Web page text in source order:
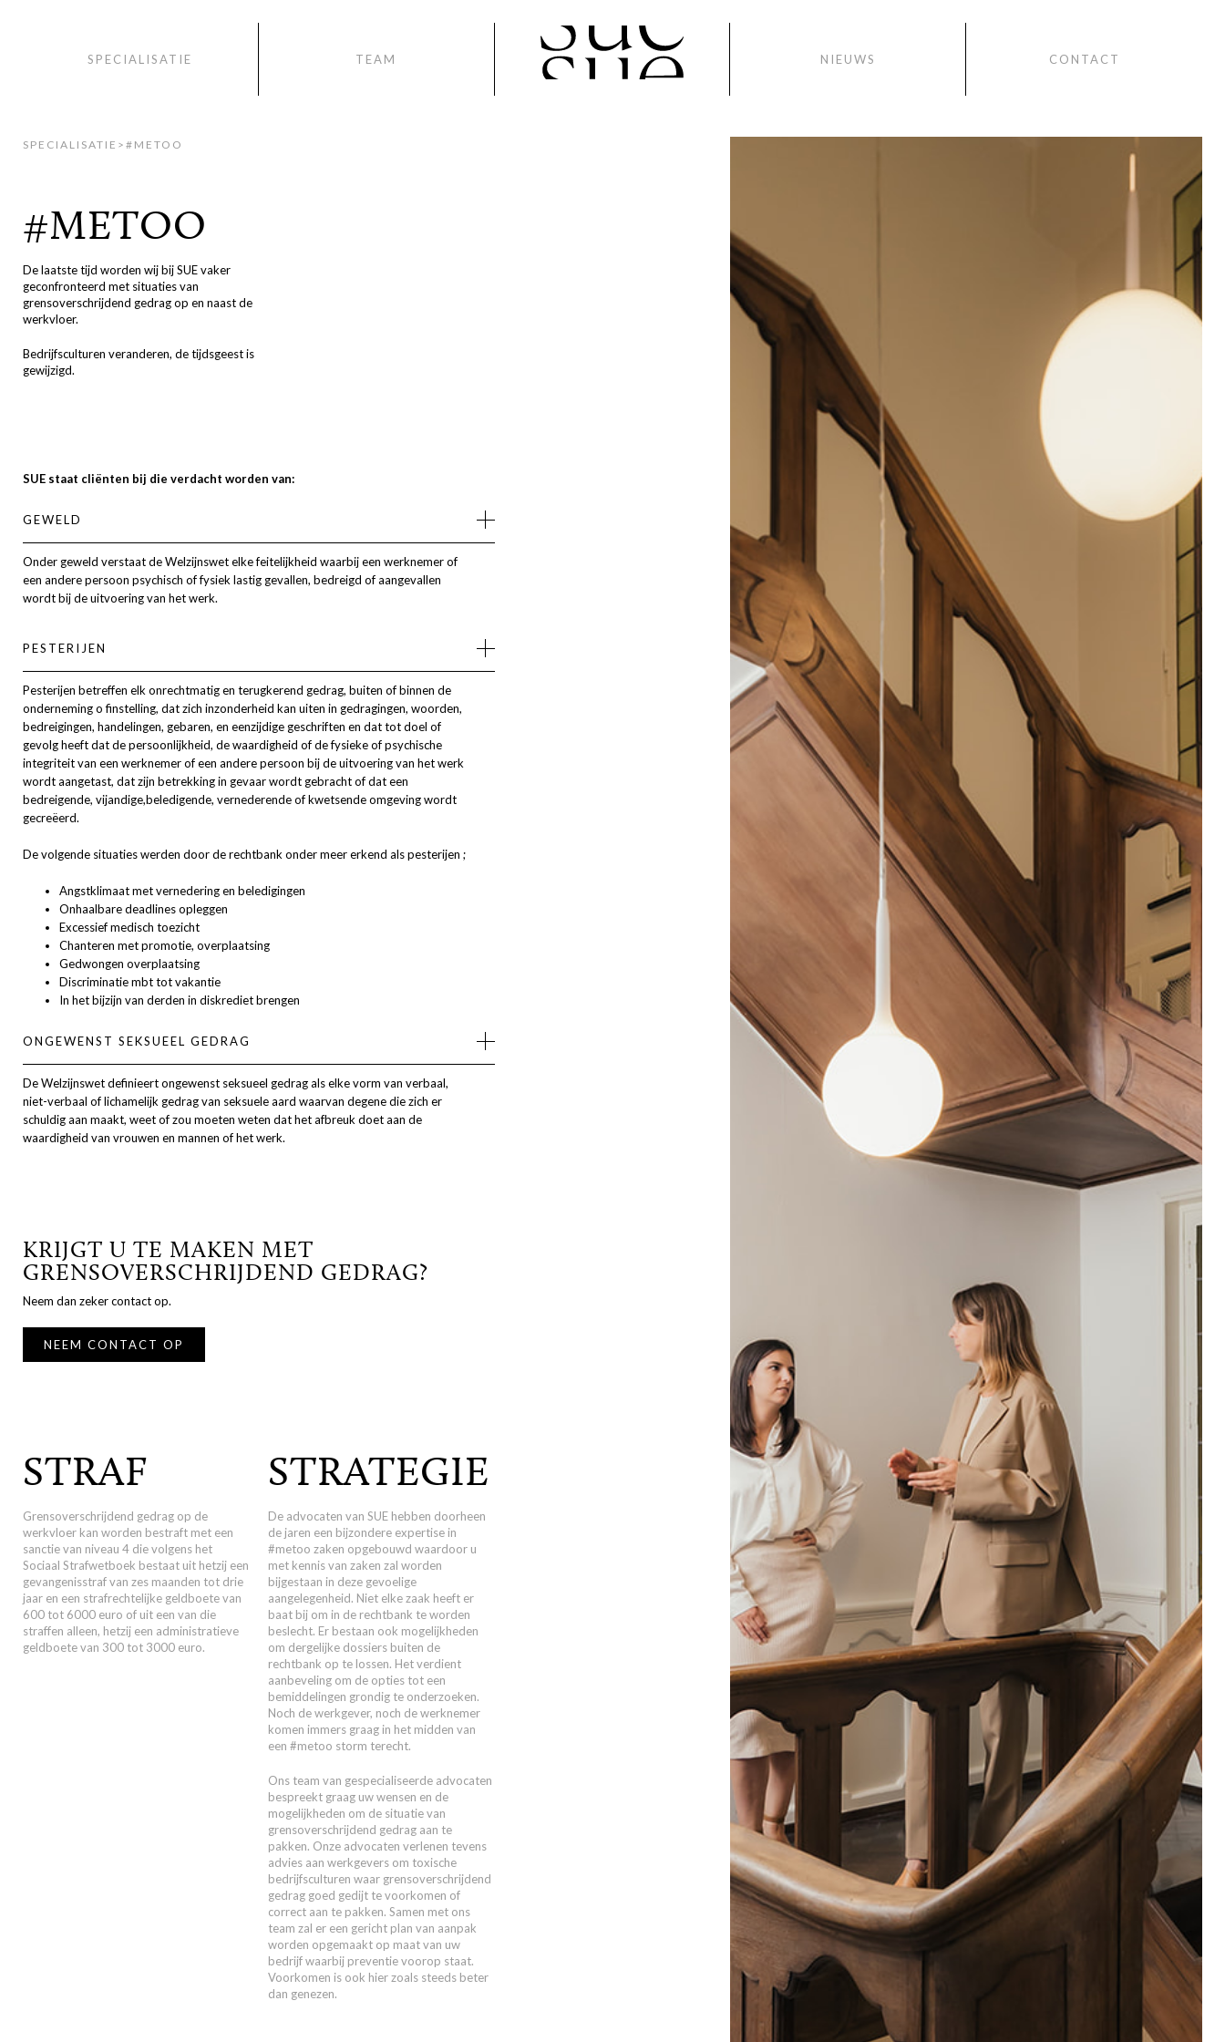
SPECIALISATIE TEAM NIEUWS CONTACT
SPECIALISATIE > #METOO
#METOO
De laatste tijd worden wij bij SUE vaker
geconfronteerd met situaties van
grensoverschrijdend gedrag op en naast de
werkvloer.
Bedrijfsculturen veranderen, de tijdsgeest is
gewijzigd.
SUE staat cliënten bij die verdacht worden van:
GEWELD
Onder geweld verstaat de Welzijnswet elke feitelijkheid waarbij een werknemer of
een andere persoon psychisch of fysiek lastig gevallen, bedreigd of aangevallen
wordt bij de uitvoering van het werk.
PESTERIJEN
Pesterijen betreffen elk onrechtmatig en terugkerend gedrag, buiten of binnen de
onderneming o finstelling, dat zich inzonderheid kan uiten in gedragingen, woorden,
bedreigingen, handelingen, gebaren, en eenzijdige geschriften en dat tot doel of
gevolg heeft dat de persoonlijkheid, de waardigheid of de fysieke of psychische
integriteit van een werknemer of een andere persoon bij de uitvoering van het werk
wordt aangetast, dat zijn betrekking in gevaar wordt gebracht of dat een
bedreigende, vijandige,beledigende, vernederende of kwetsende omgeving wordt
gecreëerd.
De volgende situaties werden door de rechtbank onder meer erkend als pesterijen ;
Angstklimaat met vernedering en beledigingen
Onhaalbare deadlines opleggen
Excessief medisch toezicht
Chanteren met promotie, overplaatsing
Gedwongen overplaatsing
Discriminatie mbt tot vakantie
In het bijzijn van derden in diskrediet brengen
ONGEWENST SEKSUEEL GEDRAG
De Welzijnswet definieert ongewenst seksueel gedrag als elke vorm van verbaal,
niet-verbaal of lichamelijk gedrag van seksuele aard waarvan degene die zich er
schuldig aan maakt, weet of zou moeten weten dat het afbreuk doet aan de
waardigheid van vrouwen en mannen of het werk.
KRIJGT U TE MAKEN MET
GRENSOVERSCHRIJDEND GEDRAG?
Neem dan zeker contact op.
NEEM CONTACT OP
STRAF
Grensoverschrijdend gedrag op de
werkvloer kan worden bestraft met een
sanctie van niveau 4 die volgens het
Sociaal Strafwetboek bestaat uit hetzij een
gevangenisstraf van zes maanden tot drie
jaar en een strafrechtelijke geldboete van
600 tot 6000 euro of uit een van die
straffen alleen, hetzij een administratieve
geldboete van 300 tot 3000 euro.
STRATEGIE
De advocaten van SUE hebben doorheen
de jaren een bijzondere expertise in
#metoo zaken opgebouwd waardoor u
met kennis van zaken zal worden
bijgestaan in deze gevoelige
aangelegenheid. Niet elke zaak heeft er
baat bij om in de rechtbank te worden
beslecht. Er bestaan ook mogelijkheden
om dergelijke dossiers buiten de
rechtbank op te lossen. Het verdient
aanbeveling om de opties tot een
bemiddelingen grondig te onderzoeken.
Noch de werkgever, noch de werknemer
komen immers graag in het midden van
een #metoo storm terecht.
Ons team van gespecialiseerde advocaten
bespreekt graag uw wensen en de
mogelijkheden om de situatie van
grensoverschrijdend gedrag aan te
pakken. Onze advocaten verlenen tevens
advies aan werkgevers om toxische
bedrijfsculturen waar grensoverschrijdend
gedrag goed gedijt te voorkomen of
correct aan te pakken. Samen met ons
team zal er een gericht plan van aanpak
worden opgemaakt op maat van uw
bedrijf waarbij preventie voorop staat.
Voorkomen is ook hier zoals steeds beter
dan genezen.